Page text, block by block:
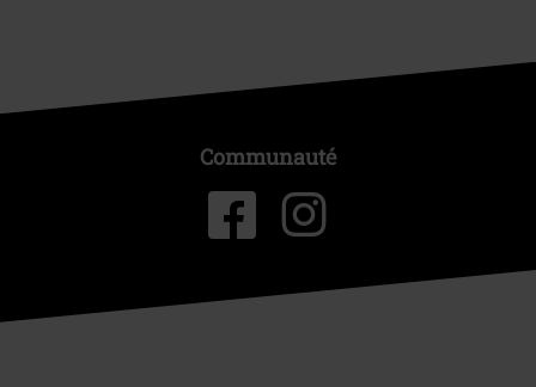
Communauté